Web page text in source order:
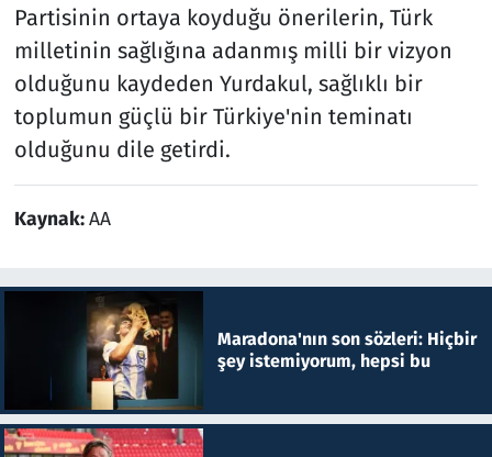
Partisinin ortaya koyduğu önerilerin, Türk
milletinin sağlığına adanmış milli bir vizyon
olduğunu kaydeden Yurdakul, sağlıklı bir
toplumun güçlü bir Türkiye'nin teminatı
olduğunu dile getirdi.
Kaynak:AA
Maradona'nın son sözleri: Hiçbir
şey istemiyorum, hepsi bu